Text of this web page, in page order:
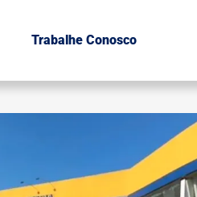
Trabalhe Conosco